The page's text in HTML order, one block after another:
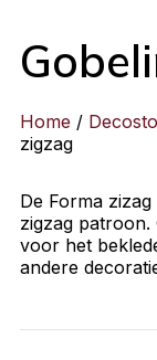
Home /
zigzag
De Forma
zigzag patroon.
voor het
andere